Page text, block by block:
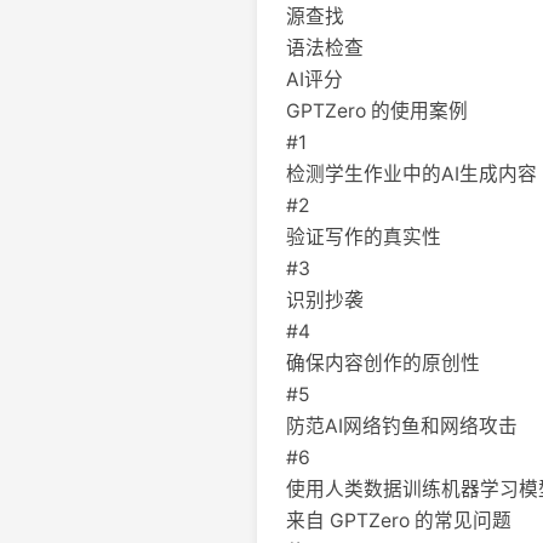
源查找
语法检查
AI评分
GPTZero 的使用案例
#1
检测学生作业中的AI生成内容
#2
验证写作的真实性
#3
识别抄袭
#4
确保内容创作的原创性
#5
防范AI网络钓鱼和网络攻击
#6
使用人类数据训练机器学习模
来自 GPTZero 的常见问题